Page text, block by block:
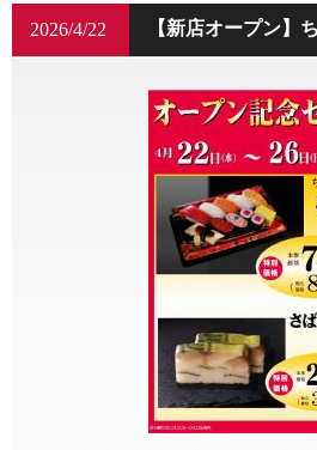
【新店オープン】
2026/4/22